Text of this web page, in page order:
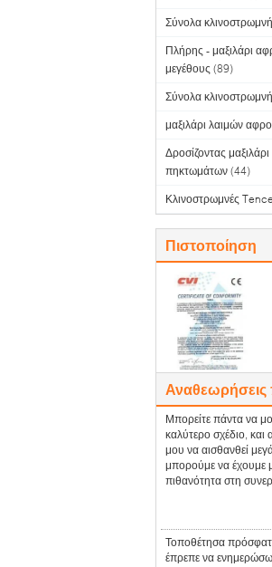
Σύνολα
Πλήρης - μαξιλάρι
μεγέθους (89)
Σύνολα
μαξιλάρι λαιμών
Δροσίζοντας
πηκτωμάτων (44)
Κλινοστρωμνές
Πιστοποίηση
Μπορείτε πάντα να
καλύτερο σχέδιο, και
μου να αισθανθεί
μπορούμε να έχουμε
πιθανότητα στη
Τοποθέτησα
έπρεπε να ενημερώσω